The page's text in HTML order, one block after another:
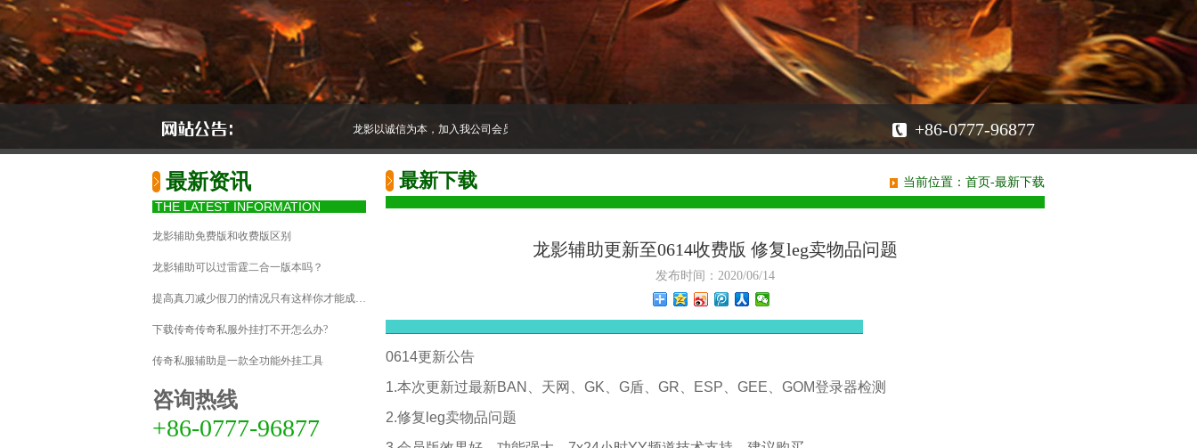
龙影以诚信为本，加入我公司会员，YY语音售后！ +86-0777-96877
最新资讯
THE LATEST INFORMATION
龙影辅助免费版和收费版区别
龙影辅助可以过雷霆二合一版本吗？
提高真刀减少假刀的情况只有这样你才能成…
​下载传奇传奇私服外挂打不开怎么办?
传奇私服辅助是一款全功能外挂工具
咨询热线
+86-0777-96877
最新下载 当前位置： 首页-最新下载
龙影辅助更新至0614收费版 修复leg卖物品问题
发布时间：2020/06/14
0614更新公告
1.本次更新过最新BAN、天网、GK、G盾、GR
ESP、GEE 、GOM登录器检测
2.修复leg卖物品问题